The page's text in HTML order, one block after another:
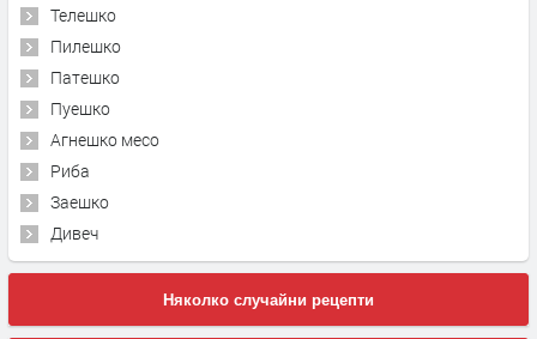
Телешко
Пилешко
Патешко
Пуешко
Агнешко месо
Риба
Заешко
Дивеч
Няколко случайни рецепти